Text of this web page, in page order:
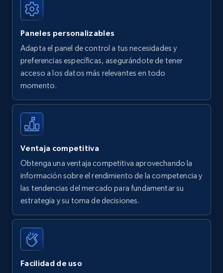
Author name, Asin, and more.
7.4K+ 872+
Walmart - products
Specifications, Image urls, Top reviews, and
more.
5.6K+ 876+
Walmart - products - Find new products by
using specific category URL
URL, Final price, Sku, Currency, Gtin,
Specifications, Image urls, Top reviews, and
more.
Paneles personalizables
Adapta el panel de control a tus necesidades y
preferencias específicas, asegurándote de tener
acceso a los datos más relevantes en todo
momento.
Ventaja competitiva
Obtenga una ventaja competitiva aprovechando la
información sobre el rendimiento de la competencia y
las tendencias del mercado para fundamentar su
estrategia y su toma de decisiones.
Facilidad de uso